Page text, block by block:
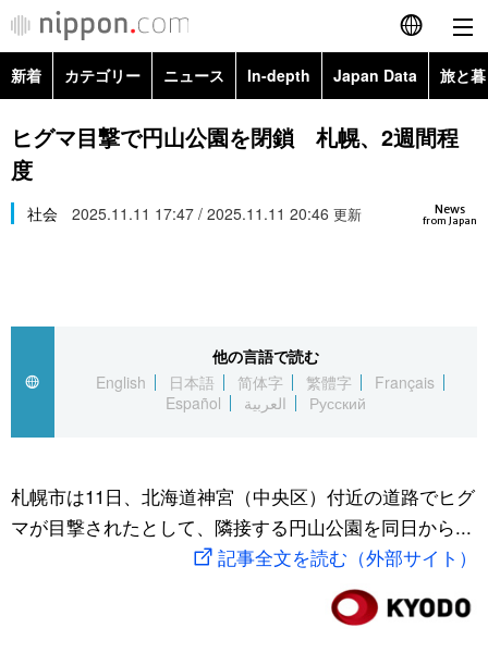
English
简体字
Русский
カテゴリー
経済・ビジネス
国際
文化
トップ
アーカイブ
In-depth
Japan Data
動画/Live
新着 カテゴリー ニュース In-depth Japan Data 旅と
政治・外交
経済・ビジネス
スポーツ・東京2020
Topics
ヒグマ目撃で円山公園を閉鎖 札幌、2週間程
度
News
from Japan
社会 2025.11.11 17:47 / 2025.11.11 20:46 更新
他の言語で読む
English
日本語 简体字 繁體字
Français
Español
العربية Русский
札幌市は11日、北海道神宮（中央区）付近の道路でヒグ
マが目撃されたとして、隣接する円山公園を同日から...
記事全文を読む（外部サイト）